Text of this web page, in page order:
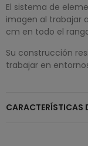
El sistema de
imagen al trabajar
cm en todo el
Su construcción
trabajar en
CARACTERÍSTICAS